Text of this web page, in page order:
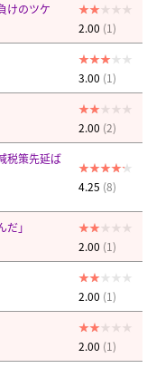
けのツケ
2.00 (1)
3.00 (1)
2.00 (2)
税策先延ば
4.25 (8)
」
2.00 (1)
2.00 (1)
2.00 (1)